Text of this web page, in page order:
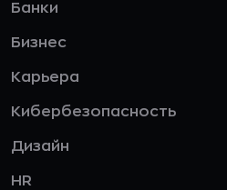
Банки
Бизнес
Карьера
Кибербезопасность
Дизайн
HR